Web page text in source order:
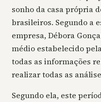
sonho da casa própria
brasileiros. Segundo a
empresa, Débora
médio estabelecido
todas as informações
realizar todas as
Segundo ela, este